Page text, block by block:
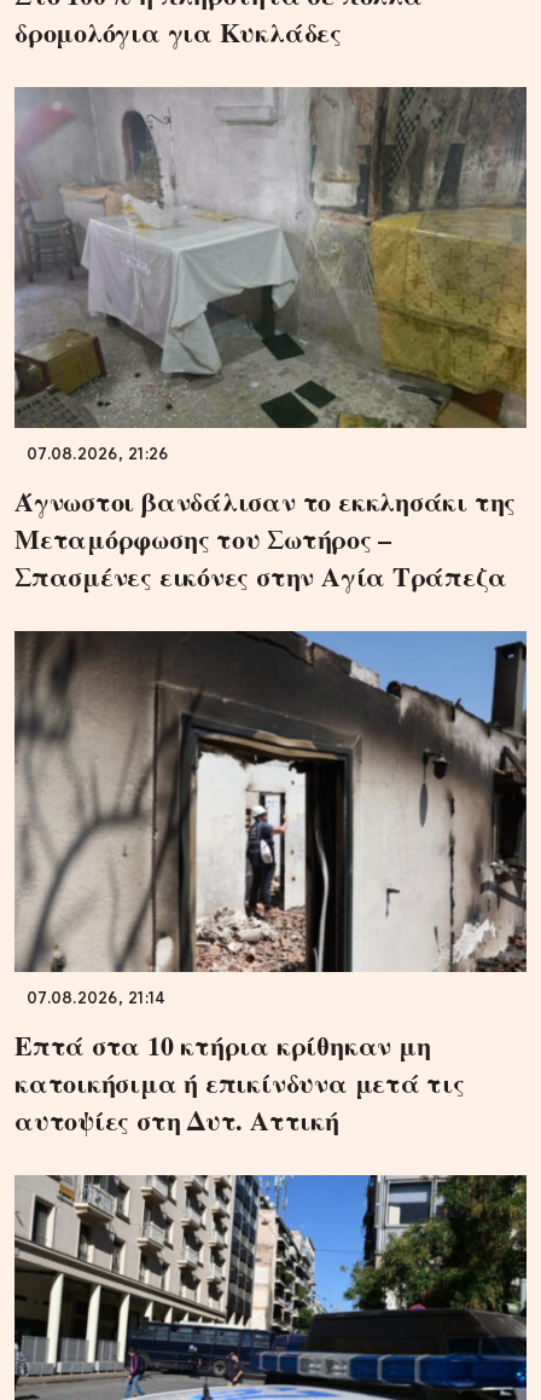
δρομολόγια για Κυκλάδες
07.08.2026, 21:26
Άγνωστοι βανδάλισαν το εκκλησάκι της
Μεταμόρφωσης του Σωτήρος –
Σπασμένες εικόνες στην Αγία Τράπεζα
07.08.2026, 21:14
Επτά στα 10 κτήρια κρίθηκαν μη
κατοικήσιμα ή επικίνδυνα μετά τις
αυτοψίες στη Δυτ. Αττική